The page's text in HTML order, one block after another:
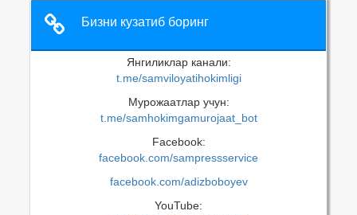
Бизни кузатиб боринг
Янгиликлар канали:
t.me/samviloyatihokimligi
Мурожаатлар учун:
t.me/samhokimgamurojaat_bot
Facebook:
facebook.com/sampressservice
facebook.com/adizboboyev
YouTube: